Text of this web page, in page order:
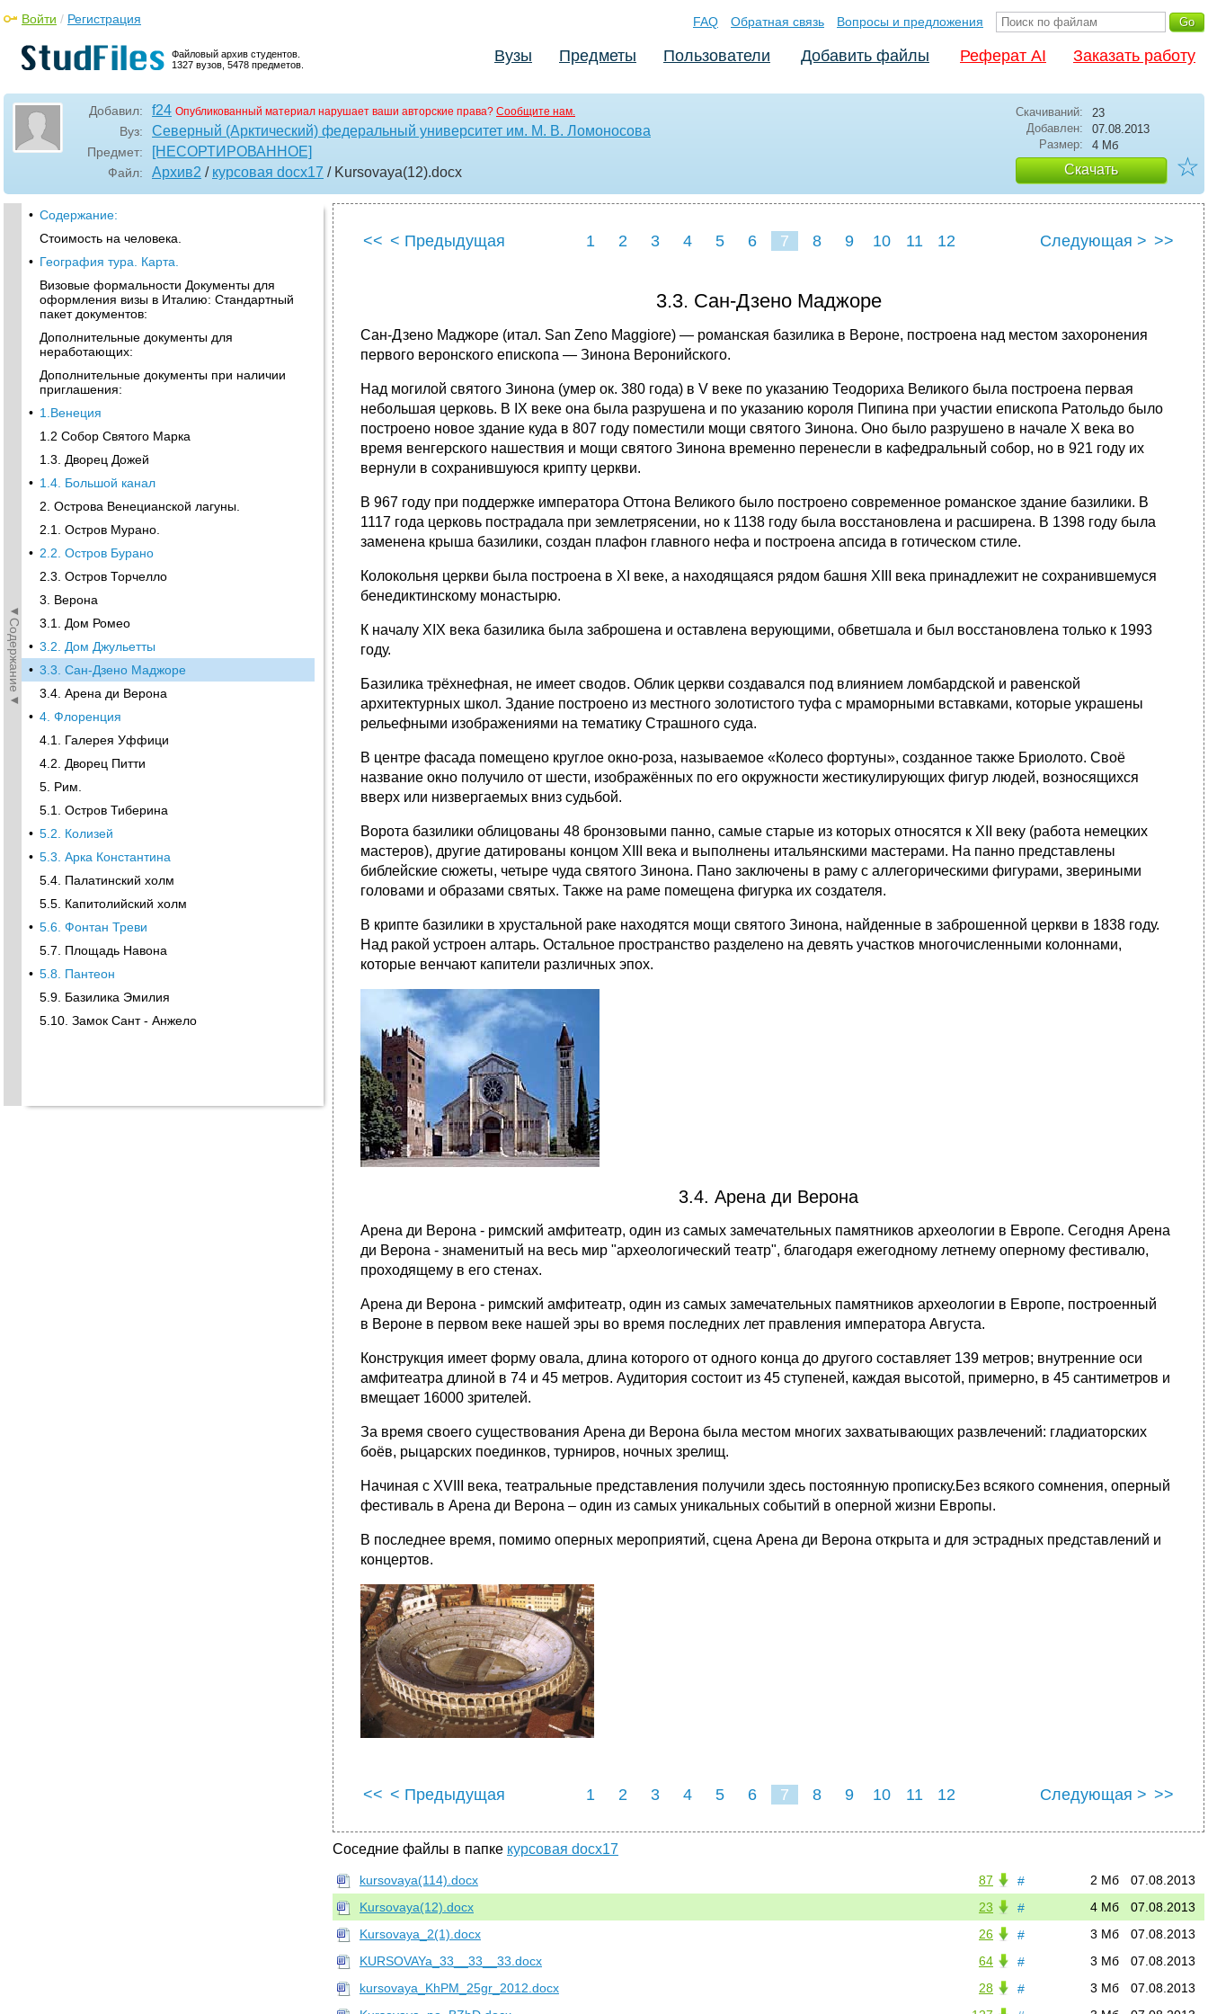
Файловый архив студентов.
1327 вузов, 5478 предметов.
Войти / Регистрация FAQ Обратная связь Вопросы и предложения
Вузы Предметы Пользователи Добавить файлы Реферат AI Заказать работу
Добавил: f24 Опубликованный материал нарушает ваши авторские права? Сообщите нам.
Вуз: Северный (Арктический) федеральный университет им. М. В. Ломоносова
Предмет: [НЕСОРТИРОВАННОЕ]
Файл: Архив2 / курсовая docx17 / Kursovaya(12).docx
Скачиваний:
23
Добавлен:
07.08.2013
Размер:
4 Мб
Скачать ☆
◄Содержание◄
• Содержание:
Стоимость на человека.
• География тура. Карта.
Визовые формальности Документы для
оформления визы в Италию: Стандартный
пакет документов:
Дополнительные документы для
неработающих:
Дополнительные документы при наличии
приглашения:
• 1.Венеция
1.2 Собор Святого Марка
1.3. Дворец Дожей
• 1.4. Большой канал
2. Острова Венецианской лагуны.
2.1. Остров Мурано.
• 2.2. Остров Бурано
2.3. Остров Торчелло
3. Верона
3.1. Дом Ромео
• 3.2. Дом Джульетты
• 3.3. Сан-Дзено Маджоре
3.4. Арена ди Верона
• 4. Флоренция
4.1. Галерея Уффици
4.2. Дворец Питти
5. Рим.
5.1. Остров Тиберина
• 5.2. Колизей
• 5.3. Арка Константина
5.4. Палатинский холм
5.5. Капитолийский холм
• 5.6. Фонтан Треви
5.7. Площадь Навона
• 5.8. Пантеон
5.9. Базилика Эмилия
5.10. Замок Сант - Анжело
<< < Предыдущая 1 2 3 4 5 6 7 8 9 10 11 12 Следующая > >>
3.3. Сан-Дзено Маджоре
Сан-Дзено Маджоре (итал. San Zeno Maggiore) — романская базилика в Вероне, построена над местом захоронения
первого веронского епископа — Зинона Веронийского.
Над могилой святого Зинона (умер ок. 380 года) в V веке по указанию Теодориха Великого была построена первая
небольшая церковь. В IX веке она была разрушена и по указанию короля Пипина при участии епископа Ратольдо было
построено новое здание куда в 807 году поместили мощи святого Зинона. Оно было разрушено в начале X века во
время венгерского нашествия и мощи святого Зинона временно перенесли в кафедральный собор, но в 921 году их
вернули в сохранившуюся крипту церкви.
В 967 году при поддержке императора Оттона Великого было построено современное романское здание базилики. В
1117 года церковь пострадала при землетрясении, но к 1138 году была восстановлена и расширена. В 1398 году была
заменена крыша базилики, создан плафон главного нефа и построена апсида в готическом стиле.
Колокольня церкви была построена в XI веке, а находящаяся рядом башня XIII века принадлежит не сохранившемуся
бенедиктинскому монастырю.
К началу XIX века базилика была заброшена и оставлена верующими, обветшала и был восстановлена только к 1993
году.
Базилика трёхнефная, не имеет сводов. Облик церкви создавался под влиянием ломбардской и равенской
архитектурных школ. Здание построено из местного золотистого туфа с мраморными вставками, которые украшены
рельефными изображениями на тематику Страшного суда.
В центре фасада помещено круглое окно-роза, называемое «Колесо фортуны», созданное также Бриолото. Своё
название окно получило от шести, изображённых по его окружности жестикулирующих фигур людей, возносящихся
вверх или низвергаемых вниз судьбой.
Ворота базилики облицованы 48 бронзовыми панно, самые старые из которых относятся к XII веку (работа немецких
мастеров), другие датированы концом XIII века и выполнены итальянскими мастерами. На панно представлены
библейские сюжеты, четыре чуда святого Зинона. Пано заключены в раму с аллегорическими фигурами, звериными
головами и образами святых. Также на раме помещена фигурка их создателя.
В крипте базилики в хрустальной раке находятся мощи святого Зинона, найденные в заброшенной церкви в 1838 году.
Над ракой устроен алтарь. Остальное пространство разделено на девять участков многочисленными колоннами,
которые венчают капители различных эпох.
3.4. Арена ди Верона
Арена ди Верона - римский амфитеатр, один из самых замечательных памятников археологии в Европе. Сегодня Арена
ди Верона - знаменитый на весь мир "археологический театр", благодаря ежегодному летнему оперному фестивалю,
проходящему в его стенах.
Арена ди Верона - римский амфитеатр, один из самых замечательных памятников археологии в Европе, построенный
в Вероне в первом веке нашей эры во время последних лет правления императора Августа.
Конструкция имеет форму овала, длина которого от одного конца до другого составляет 139 метров; внутренние оси
амфитеатра длиной в 74 и 45 метров. Аудитория состоит из 45 ступеней, каждая высотой, примерно, в 45 сантиметров и
вмещает 16000 зрителей.
За время своего существования Арена ди Верона была местом многих захватывающих развлечений: гладиаторских
боёв, рыцарских поединков, турниров, ночных зрелищ.
Начиная с XVIII века, театральные представления получили здесь постоянную прописку.Без всякого сомнения, оперный
фестиваль в Арена ди Верона – один из самых уникальных событий в оперной жизни Европы.
В последнее время, помимо оперных мероприятий, сцена Арена ди Верона открыта и для эстрадных представлений и
концертов.
<< < Предыдущая 1 2 3 4 5 6 7 8 9 10 11 12 Следующая > >>
Соседние файлы в папке курсовая docx17
# 07.08.2013
2 Мб
87
kursovaya(114).docx
#
07.08.2013
4 Мб
23
Kursovaya(12).docx
#
07.08.2013
3 Мб
26
Kursovaya_2(1).docx
#
07.08.2013
3 Мб
64
KURSOVAYa_33__33__33.docx
#
07.08.2013
3 Мб
28
kursovaya_KhPM_25gr_2012.docx